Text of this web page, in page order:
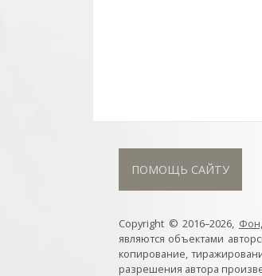
ПОМОЩЬ САЙТУ
Copyright © 2016–2026,
являются объектами
копирование,
разрешения автора